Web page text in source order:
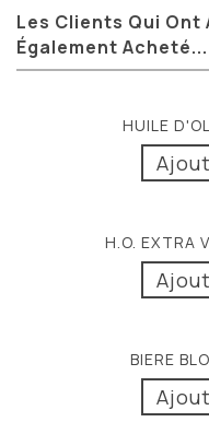
Les Clients Qui
Également Acheté...
HUILE
H.O. EXTRA
BIERE